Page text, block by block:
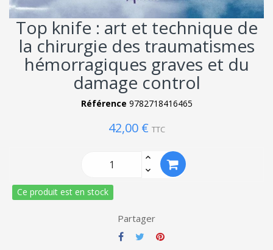
Top knife : art et technique de
la chirurgie des traumatismes
hémorragiques graves et du
damage control
Référence 9782718416465
42,00 € TTC
Ce produit est en stock
Partager